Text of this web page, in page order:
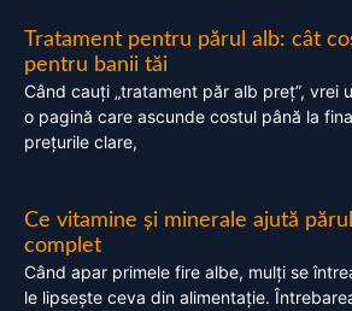
Tratament pentru părul alb: cât
pentru banii tăi
Când cauți „tratament păr alb preț”, vrei
o pagină care ascunde costul până la
prețurile clare,
Ce vitamine și minerale ajută
complet
Când apar primele fire albe, mulți se
le lipsește ceva din alimentație.